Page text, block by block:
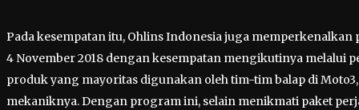
Pada kesempatan itu, Ohlins Indonesia juga
4 November 2018 dengan kesempatan mengikutinya melalui
produk yang mayoritas digunakan oleh tim-tim balap di
mekaniknya. Dengan program ini, selain menikmati paket